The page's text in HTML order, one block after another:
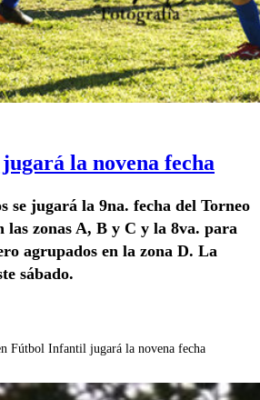
la novena fecha
se jugará la 9na. fecha del Torneo
las zonas A, B y C y la 8va. para
agrupados en la zona D. La
sábado.
Fútbol Infantil jugará la novena fecha